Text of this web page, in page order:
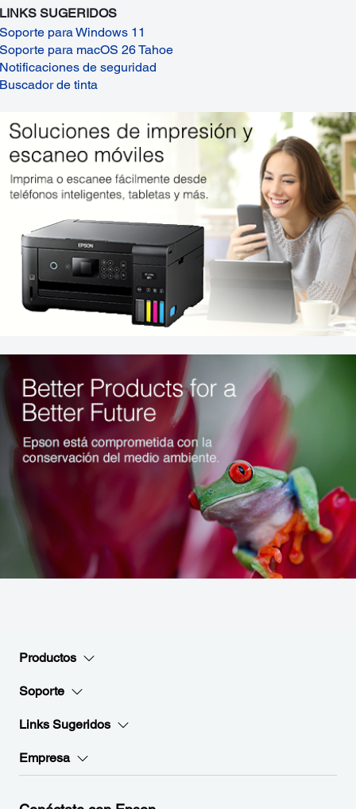
LINKS SUGERIDOS
Soporte para Windows 11
Soporte para macOS 26 Tahoe
Notificaciones de seguridad
Buscador de tinta
Productos
Soporte
Links Sugeridos
Empresa